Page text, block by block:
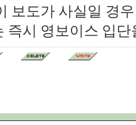
보도가 사실일 경
즉시 영보이스 입